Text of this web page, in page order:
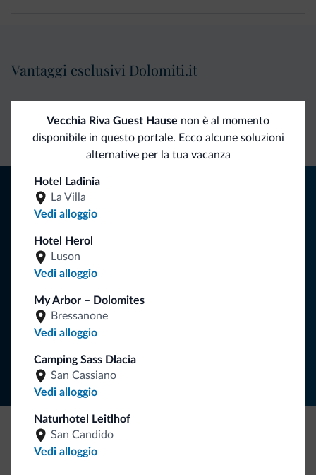
Vecchia Riva Guest Hause non è al momento
disponibile in questo portale. Ecco alcune soluzioni
alternative per la tua vacanza
Hotel Ladinia
La Villa
Vedi alloggio
Hotel Herol
Luson
Vedi alloggio
My Arbor – Dolomites
Bressanone
Vedi alloggio
Camping Sass Dlacia
San Cassiano
Vedi alloggio
Naturhotel Leitlhof
San Candido
Vedi alloggio
Vantaggi esclusivi Dolomiti.it
Consigli dalle Dolomiti
Riceverai informazioni, offerte esclusive e news per la tua
Be Original, scopri la nuova collezione